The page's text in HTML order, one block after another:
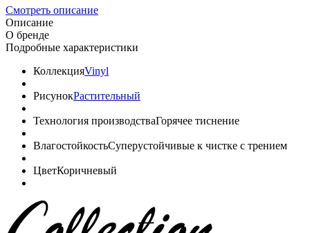
Смотреть описание
Описание
О бренде
Подробные характеристики
КоллекцияVinyl
РисунокРастительный
Технология производстваГорячее тиснение
ВлагостойкостьСуперустойчивые к чистке с трением
ЦветКоричневый